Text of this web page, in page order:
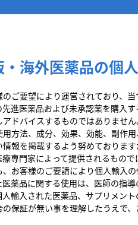
海外医薬品の個
ご要望により運営されており、
進医薬品および未承認薬を購入
ドバイスするものではありませ
方法、成分、効果、効能、副作用
報を掲載するよう努めておりま
専門家によって提供されるもの
お客様のご要請により個人輸入
薬品に関する使用は、医師の指
輸入された医薬品、サプリメン
保証が無い事を理解したうえで、